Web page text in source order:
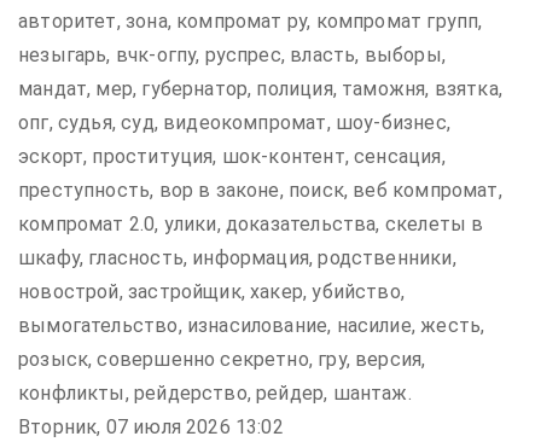
авторитет, зона, компромат ру, компромат групп,
незыгарь, вчк-огпу, руспрес, власть, выборы,
мандат, мер, губернатор, полиция, таможня, взятка,
опг, судья, суд, видеокомпромат, шоу-бизнес,
эскорт, проституция, шок-контент, сенсация,
преступность, вор в законе, поиск, веб компромат,
компромат 2.0, улики, доказательства, скелеты в
шкафу, гласность, информация, родственники,
новострой, застройщик, хакер, убийство,
вымогательство, изнасилование, насилие, жесть,
розыск, совершенно секретно, гру, версия,
конфликты, рейдерство, рейдер, шантаж.
Вторник, 07 июля 2026 13:02